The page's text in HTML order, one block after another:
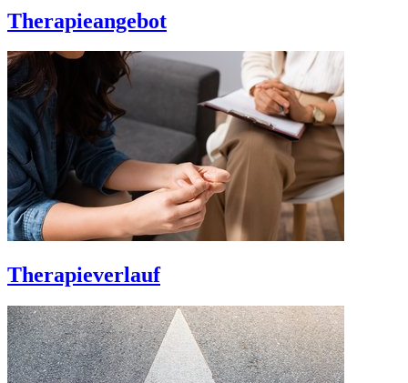
Therapieangebot
Therapieverlauf